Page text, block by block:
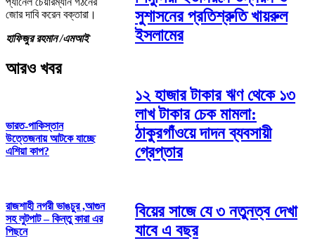
জোর দাবি করেন বক্তারা।
হাফিজুর রহমান /এমআই
আরও খবর
ভারত-পাকিস্তান
উত্তেজনায় আটকে যাচ্ছে
এশিয়া কাপ?
রাজশাহী নগরী ভাঙচুর ,আগুন
সহ লুটপাট – কিন্তু কারা এর
পিছনে
সুশাসনের প্রতিশ্রুতি খায়রুল
ইসলামের
১২ হাজার টাকার ঋণ থেকে ১৩
লাখ টাকার চেক মামলা:
ঠাকুরগাঁওয়ে দাদন ব্যবসায়ী
গ্রেপ্তার
বিয়ের সাজে যে ৩ নতুনত্ব দেখা
যাবে এ বছর